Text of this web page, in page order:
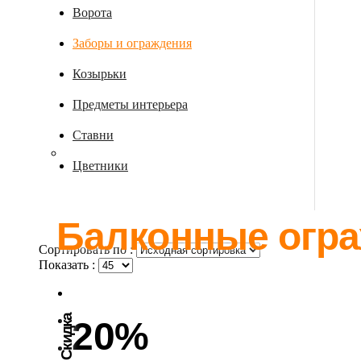
Балконные
Скидка20%
Ворота
Заборы и ограждения
Козырьки
Предметы интерьера
Ставни
Цветники
Сортировать по :
Показать :